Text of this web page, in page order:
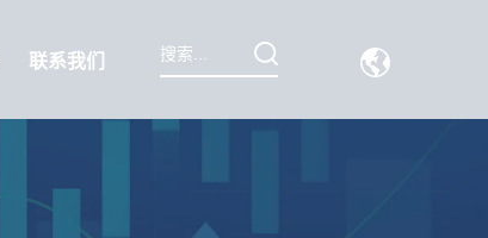
联系我们